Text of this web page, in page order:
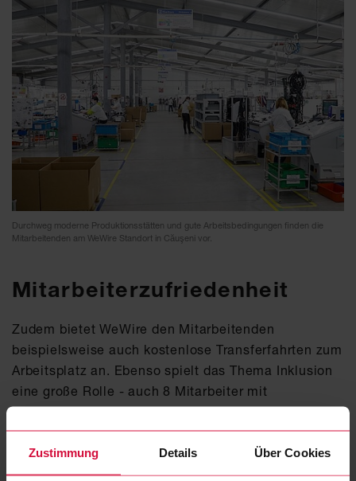
Zustimmung Details Über Cookies
Durchweg moderne Produktionsstätten und gute Arbeitsbedingungen finden die
Mitarbeitenden am WeWire Standort in Căuşeni vor.
Mitarbeiterzufriedenheit
Zudem bietet WeWire den Mitarbeitenden
beispielsweise auch kostenlose Transferfahrten zum
Arbeitsplatz an. Ebenso spielt das Thema Inklusion
eine große Rolle - auch 8 Mitarbeiter mit
körperlichen Behinderungen sind bei uns
beschäftigt. WeWire ist sich bewusst, wie wichtig es
ist, eine besondere Beziehung zu den Mitarbeitern
aufzubauen, die auf dem Respekt für Menschen, die